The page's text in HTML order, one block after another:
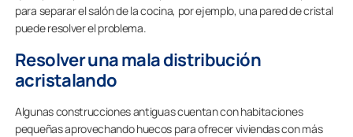
para separar el salón de la cocina, por ejemplo, una pared de cristal
puede resolver el problema.
Resolver una mala distribución
acristalando
Algunas construcciones antiguas cuentan con habitaciones
pequeñas aprovechando huecos para ofrecer viviendas con más